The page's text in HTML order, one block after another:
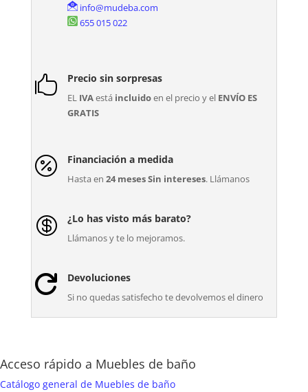
info@mudeba.com
655 015 022
 Precio sin sorpresas
EL IVAestá incluidoen el precio y el ENVÍO ES
GRATIS
 Financiación a medida
Hasta en 24 meses Sin intereses. Llámanos
 ¿Lo has visto más barato?
Llámanos y te lo mejoramos.
 Devoluciones
Si no quedas satisfecho te devolvemos el dinero
Acceso rápido a Muebles de baño
Catálogo general de Muebles de baño